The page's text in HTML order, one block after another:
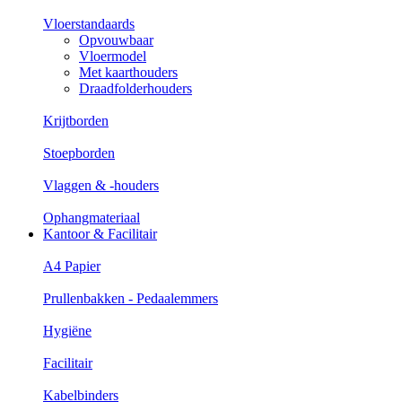
Vloerstandaards
Opvouwbaar
Vloermodel
Met kaarthouders
Draadfolderhouders
Krijtborden
Stoepborden
Vlaggen & -houders
Ophangmateriaal
Kantoor & Facilitair
A4 Papier
Prullenbakken - Pedaalemmers
Hygiëne
Facilitair
Kabelbinders